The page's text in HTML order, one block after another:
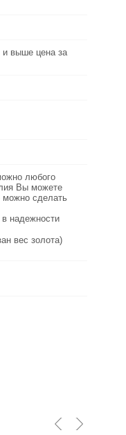
и выше цена за
любого
Вы можете
можно сделать
надежности
вес золота)
Цена золота:
Описание: